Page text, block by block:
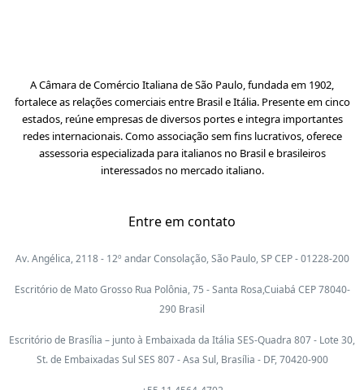
A Câmara de Comércio Italiana de São Paulo, fundada em 1902,
fortalece as relações comerciais entre Brasil e Itália. Presente em cinco
estados, reúne empresas de diversos portes e integra importantes
redes internacionais. Como associação sem fins lucrativos, oferece
assessoria especializada para italianos no Brasil e brasileiros
interessados no mercado italiano.
Entre em contato
Av. Angélica, 2118 - 12º andar Consolação, São Paulo, SP CEP - 01228-200
Escritório de Mato Grosso Rua Polônia, 75 - Santa Rosa,Cuiabá CEP 78040-
290 Brasil
Escritório de Brasília – junto à Embaixada da Itália SES-Quadra 807 - Lote 30,
St. de Embaixadas Sul SES 807 - Asa Sul, Brasília - DF, 70420-900